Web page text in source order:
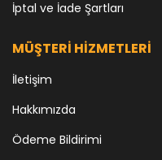
İptal ve İade Şartları
MÜŞTERİ HİZMETLERİ
İletişim
Hakkımızda
Ödeme Bildirimi